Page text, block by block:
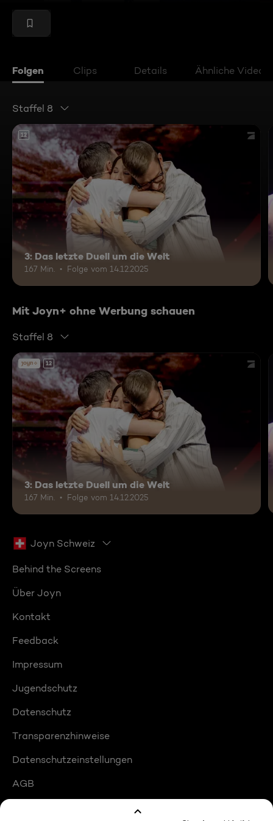
Folgen Clips Details Ähnliche Videos
Staffel 8
12
3: Das letzte Duell um die Welt
167 Min. Folge vom 14.12.2025
Mit Joyn+ ohne Werbung schauen
Staffel 8
12
3: Das letzte Duell um die Welt
167 Min. Folge vom 14.12.2025
Joyn Schweiz
Behind the Screens
Über Joyn
Kontakt
Feedback
Impressum
Jugendschutz
Datenschutz
Transparenzhinweise
Datenschutzeinstellungen
AGB